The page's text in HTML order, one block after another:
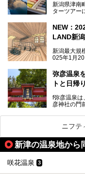
します。
新潟県津南
ターツアー
温泉ライタ
「音浴」と
なお、宿泊
泉 しなの
提供元：一
す。
NEW：
LAND新
新潟最大規
025年1月20
街に再び笑
て地域活性
サウナ室
弥彦温泉
トと日帰
f弥彦温泉は
彦神社の門
この記事
り施設、
ットをご紹
方に向けて
ひ参考にし
ニフテ
新津の温泉地から
咲花温泉 3